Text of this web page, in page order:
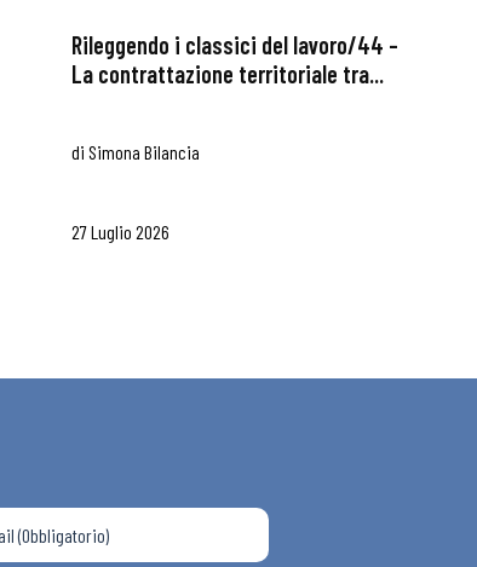
Rileggendo i classici del lavoro/44 –
La contrattazione territoriale tra...
di Simona Bilancia
27 Luglio 2026